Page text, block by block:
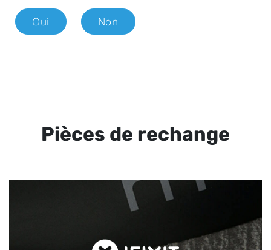
Oui Non
Pièces de rechange